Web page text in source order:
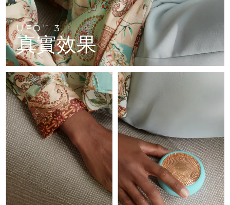
UFOTM 3
真實效果
LUNA™護膚
Premium cleansers & balm
LUNA™ 設備
All facial cleansing devices
面膜
Rejuvenation & hydration
UFO™ 設備
All deep facial hydration devices
issa™ Teeth Whitening Set
Dual LED + sonic device & 18% PAP gel
ISSA™ 設備
All silicone sonic toothbrushes
FAQ™ 103
Luxurious clinical anti-aging set
FAQ™ P1 Primer
Manuka honey primer
FAQ™護膚品
All FAQ™ skincare
FAQ™產品
All anti-aging treatments
FAQ™ 211
Anti-aging neck & décolleté LED mask
FAQ™ 221
Anti-aging LED hand mask
FAQ™護膚品
All FAQ™ skincare
FAQ™產品
All LED treatments
FAQ™ Scalp Serum
Scalp recovery probiotic serum
FAQ™護膚品
All FAQ™ skincare
FAQ™產品
All hair treatments
FAQ™ 502
Full-Spectrum Red Light Therapy
FAQ™ Red Light Serum
FAQ™ skincare
All FAQ™ skincare
FAQ™ products
All toning treatments
保健品
專業治療
脫毛
PEACH™ 2 Pro Max
Professional IPL hair removal device
PEACH™ 2
IPL hair removal
身體護理
BEAR™ 2 body
Microcurrent body toning
LUNA™ 4 body
Massaging body brush
痘肌護理
ESPADA™ 2 plus
Recurring acne LED therapy
眼部護理
BEAR™ 2 eyes & lips
Microcurrent line smoothing device
捷克 預計送達日期8/9/26
丹麥 預計送達日期
愛沙尼亞 預計送達日期8/9/26
芬蘭
法國 預計送達日期
法屬玻里尼西亞
德國 預計送達日期8/9/26
直布羅陀 預計送達日期8/13/26
希臘 預計送達日期8/9/26